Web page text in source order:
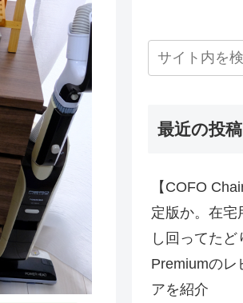
最近の投稿
【COFO
定版か。在宅
し回ってた
Premiumのレ
アを紹介